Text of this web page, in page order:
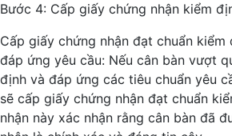
Bước 4: Cấp giấy chứng nhận kiểm
Cấp giấy chứng nhận đạt chuẩn kiểm
đáp ứng yêu cầu: Nếu cân bàn vượt
định và đáp ứng các tiêu chuẩn yêu
sẽ cấp giấy chứng nhận đạt chuẩn
nhận này xác nhận rằng cân bàn đã